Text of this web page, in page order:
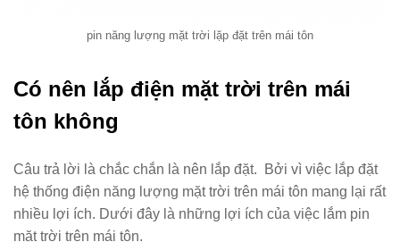
pin năng lượng mặt trời lặp đặt trên mái tôn
Có nên lắp điện mặt trời trên mái
tôn không
Câu trả lời là chắc chắn là nên lắp đặt. Bởi vì việc lắp đặt
hệ thống điện năng lượng mặt trời trên mái tôn mang lại rất
nhiều lợi ích. Dưới đây là những lợi ích của việc lắm pin
mặt trời trên mái tôn.